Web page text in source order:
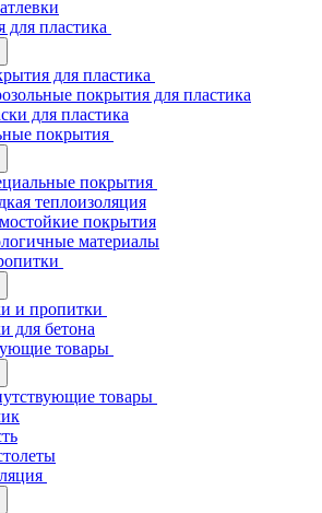
пластика
для пластика
покрытия для пластика
для пластика
покрытия
покрытия
теплоизоляция
покрытия
материалы
и пропитки
для бетона
товары
товары